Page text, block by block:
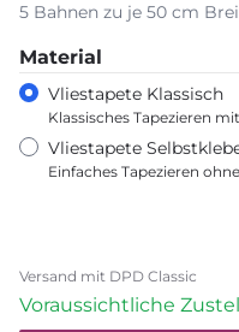
5 Bahnen zu je 50 cm
Material
Vliestapete Klassisch
Klassisches Tapezieren
Vliestapete
Einfaches Tapezieren
Versand mit DPD Classic
Voraussichtliche